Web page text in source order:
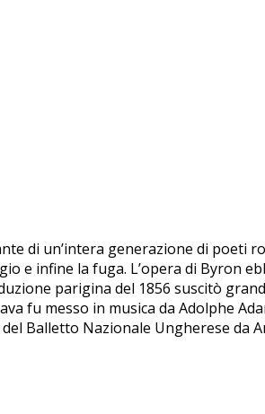
di un’intera generazione di poeti
e infine la fuga. L’opera di Byron
parigina del 1856 suscitò
fu messo in musica da Adolphe
Balletto Nazionale Ungherese da